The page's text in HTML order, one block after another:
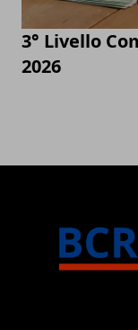
3° Livello
2026